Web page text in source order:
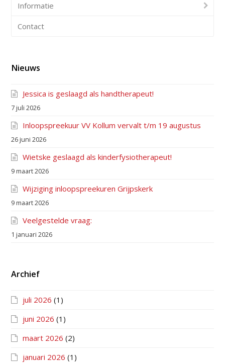
Informatie
Contact
Nieuws
Jessica is geslaagd als handtherapeut!
7 juli 2026
Inloopspreekuur VV Kollum vervalt t/m 19 augustus
26 juni 2026
Wietske geslaagd als kinderfysiotherapeut!
9 maart 2026
Wijziging inloopspreekuren Grijpskerk
9 maart 2026
Veelgestelde vraag:
1 januari 2026
Archief
juli 2026 (1)
juni 2026 (1)
maart 2026 (2)
januari 2026 (1)